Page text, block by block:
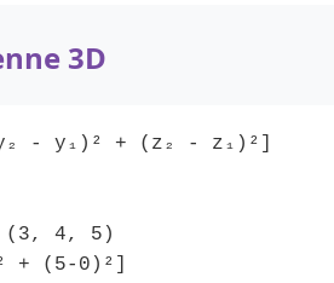
3D
- y₁)² + (z₂ - z₁)²]
(3, 4, 5)
+ (5-0)²]